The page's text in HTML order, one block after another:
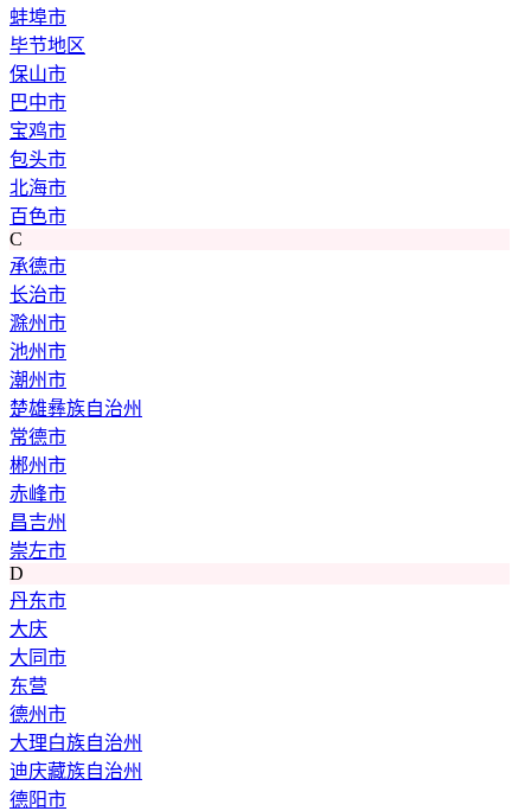
蚌埠市
毕节地区
保山市
巴中市
宝鸡市
包头市
北海市
百色市
C
承德市
长治市
滁州市
池州市
潮州市
楚雄彝族自治州
常德市
郴州市
赤峰市
昌吉州
崇左市
D
丹东市
大庆
大同市
东营
德州市
大理白族自治州
迪庆藏族自治州
德阳市